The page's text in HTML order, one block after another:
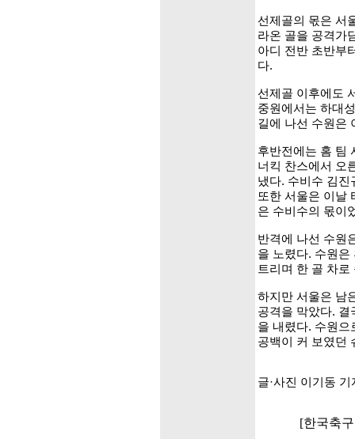
선제골의 몫은 서
라온 골을 공격가
아디 전반 초반부
다.
선제골 이후에도
중원에서는 하대
길에 나선 수원은
후반전에는 홈 팀
너킥 찬스에서 오
냈다. 수비수 김진
또한 서울은 이날
은 수비수의 몫이
반격에 나선 수원
을 노렸다. 수원은
트리며 한 골 차로
하지만 서울은 남
공격을 막았다. 결
을 내렸다. 수원
공백이 커 보였던
글·사진 이기동 기
[한국축